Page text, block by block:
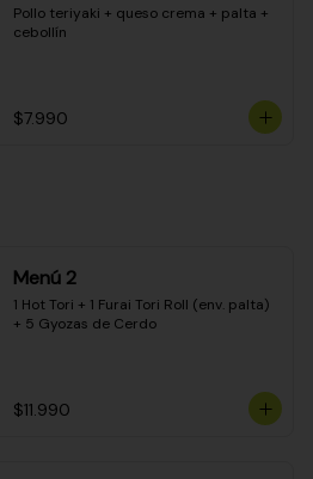
Pollo teriyaki + queso crema + palta +
cebollín
$7.990
Menú 2
1 Hot Tori + 1 Furai Tori Roll (env. palta)
+ 5 Gyozas de Cerdo
$11.990